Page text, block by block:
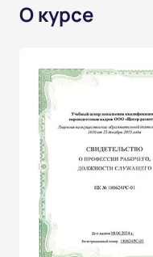
О курсе